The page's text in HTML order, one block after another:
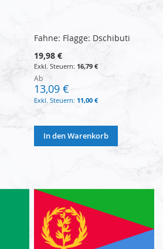
Fahne: Flagge: Dschibuti
19,98 €
16,79 €
Ab
13,09 €
11,00 €
In den Warenkorb